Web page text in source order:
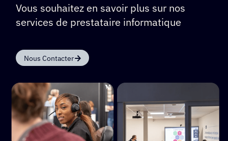
Vous souhaitez en savoir plus sur nos
services de prestataire informatique
Nous Contacter